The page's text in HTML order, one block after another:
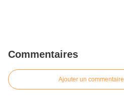
Commentaires
Ajouter un commentaire